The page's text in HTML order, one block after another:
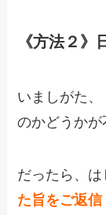
《方法２》
いましがた
のかどうかが
だったら、は
た旨をご返